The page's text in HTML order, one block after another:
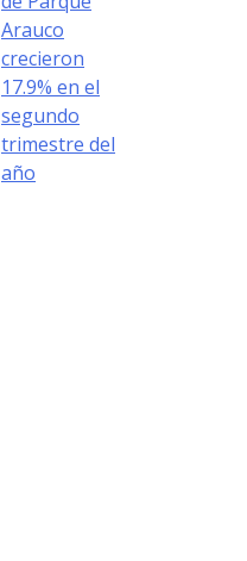
Arauco
crecieron
17.9% en el
segundo
trimestre del
año